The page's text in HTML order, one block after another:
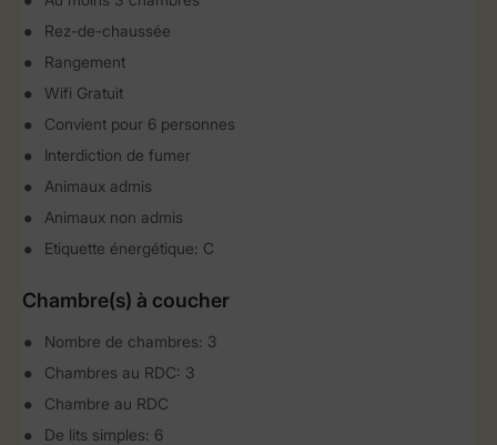
Rez-de-chaussée
Rangement
Wifi Gratuit
Convient pour 6 personnes
Interdiction de fumer
Animaux admis
Animaux non admis
Etiquette énergétique: C
Chambre(s) à coucher
Nombre de chambres: 3
Chambres au RDC: 3
Chambre au RDC
De lits simples: 6